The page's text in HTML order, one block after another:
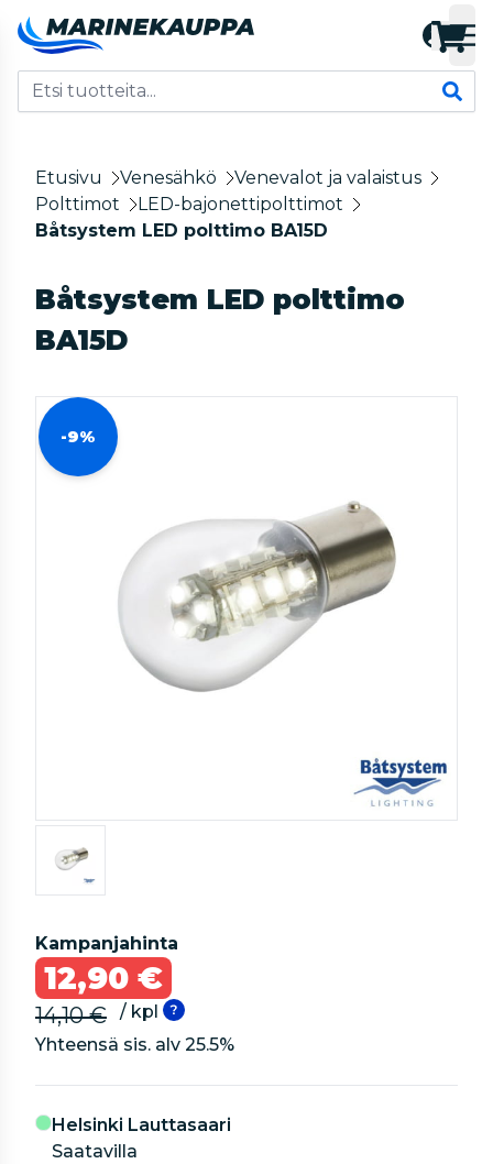
Etusivu Venesähkö
Venevalot ja valaistus
Polttimot
LED-bajonettipolttimot
Båtsystem LED polttimo BA15D
Båtsystem LED polttimo
BA15D
-9%
Kampanjahinta
12,90 €
14,10 €
/ kpl
Yhteensä sis. alv 25.5%
Helsinki Lauttasaari
Saatavilla